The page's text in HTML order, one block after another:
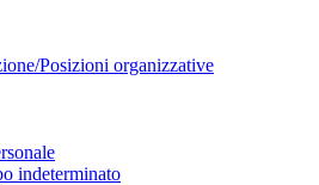
Posizioni organizzative
indeterminato